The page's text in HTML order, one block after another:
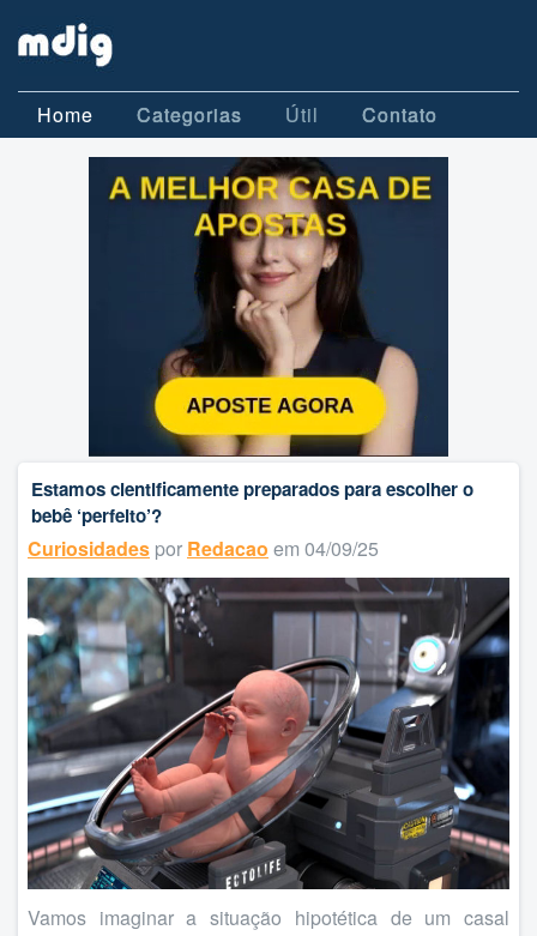
Home Categorias Útil Contato
Estamos cientificamente preparados para escolher o
bebê ‘perfeito’?
Curiosidades por Redacao em 04/09/25
Vamos imaginar a situação hipotética de um casal